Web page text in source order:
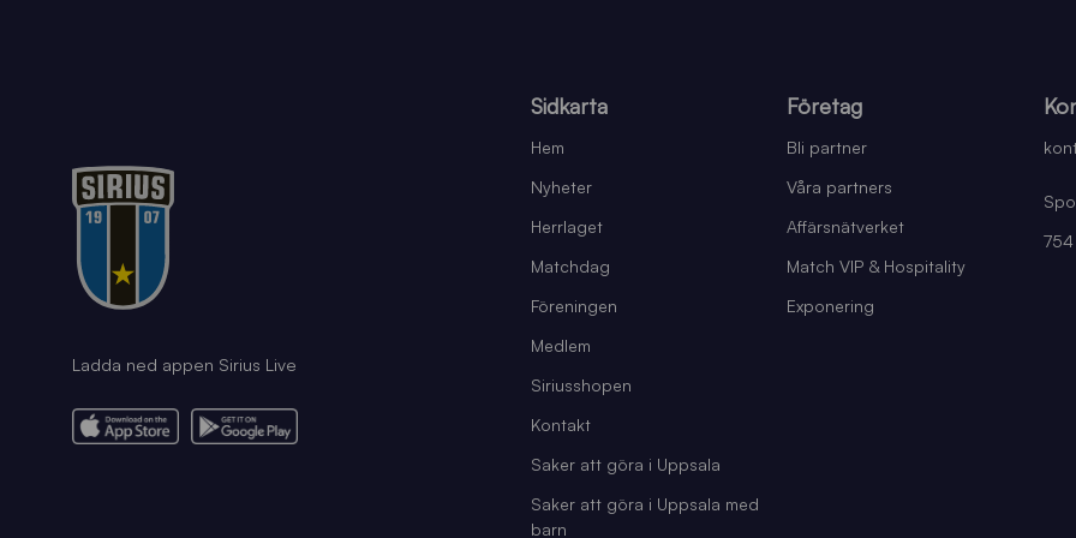
Ladda ned appen Sirius Live
Sidkarta
Hem
Nyheter
Herrlaget
Matchdag
Föreningen
Medlem
Siriusshopen
Kontakt
Saker att göra i Uppsala
Saker att göra i Uppsala med
barn
Företag
Bli partner
Våra partners
Affärsnätverket
Match VIP & Hospitality
Exponering
754